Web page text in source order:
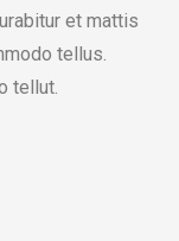
et mattis
tellus.
tellut.